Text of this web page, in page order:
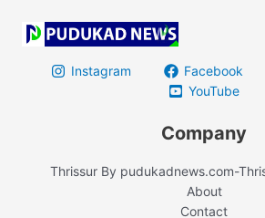
Instagram Facebook
YouTube
Company
Thrissur By pudukadnews.com-
About
Contact